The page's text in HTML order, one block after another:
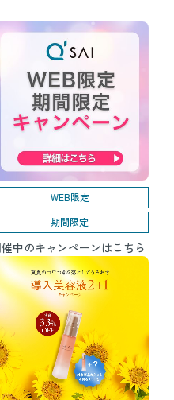
WEB限定
期間限定
中のキャンペーンはこちら